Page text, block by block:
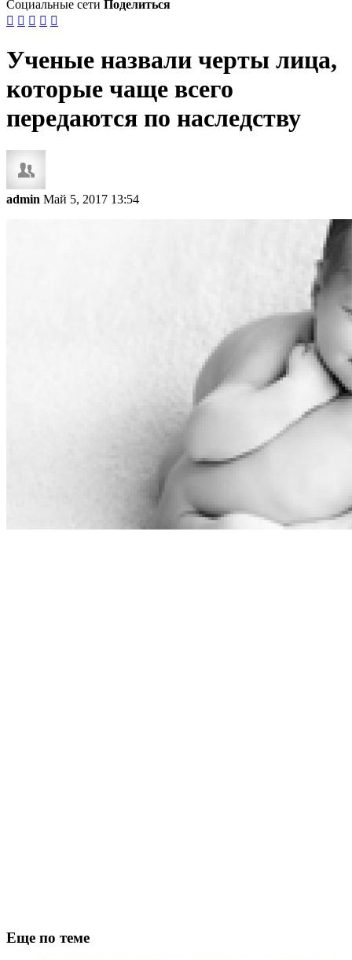
Социальные сети Поделиться
    
Ученые назвали черты лица,
которые чаще всего
передаются по наследству
admin Май 5, 2017 13:54
Еще по теме